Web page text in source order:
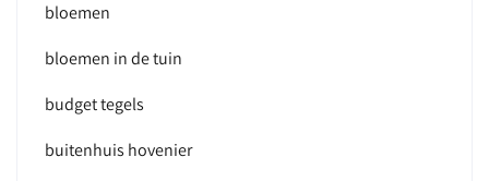
bloemen
bloemen in de tuin
budget tegels
buitenhuis hovenier